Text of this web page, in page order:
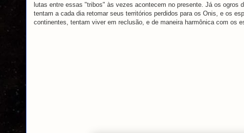
lutas entre essas "tribos" às vezes acontecem no presente. Já os ogros
tentam a cada dia retomar seus territórios perdidos para os Onis, e os
continentes, tentam viver em reclusão, e de maneira harmônica com os